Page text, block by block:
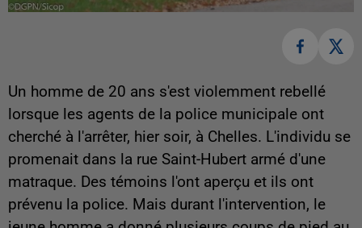
Un homme de 20 ans s'est violemment rebellé
lorsque les agents de la police municipale ont
cherché à l'arrêter, hier soir, à Chelles. L'individu se
promenait dans la rue Saint-Hubert armé d'une
matraque. Des témoins l'ont aperçu et ils ont
prévenu la police. Mais durant l'intervention, le